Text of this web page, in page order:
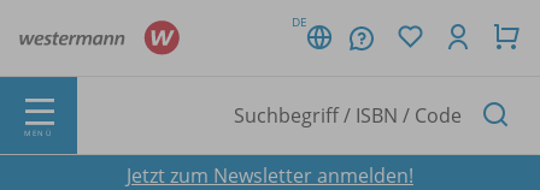
DE
MENÜ
Jetzt zum Newsletter anmelden!